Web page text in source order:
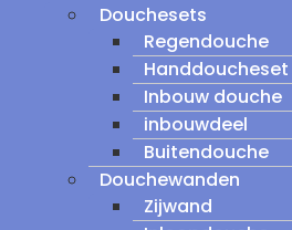
Douchesets
Regendouche
Handdoucheset
Inbouw douche
inbouwdeel
Buitendouche
Douchewanden
Zijwand